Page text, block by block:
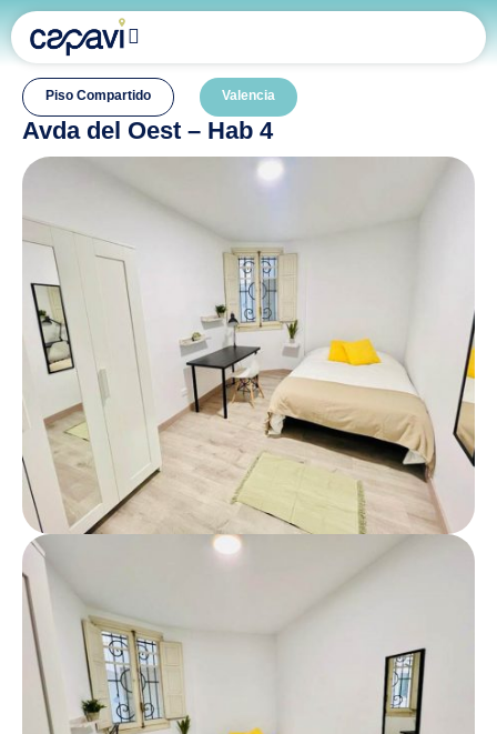
Piso Compartido Valencia
Avda del Oest – Hab 4